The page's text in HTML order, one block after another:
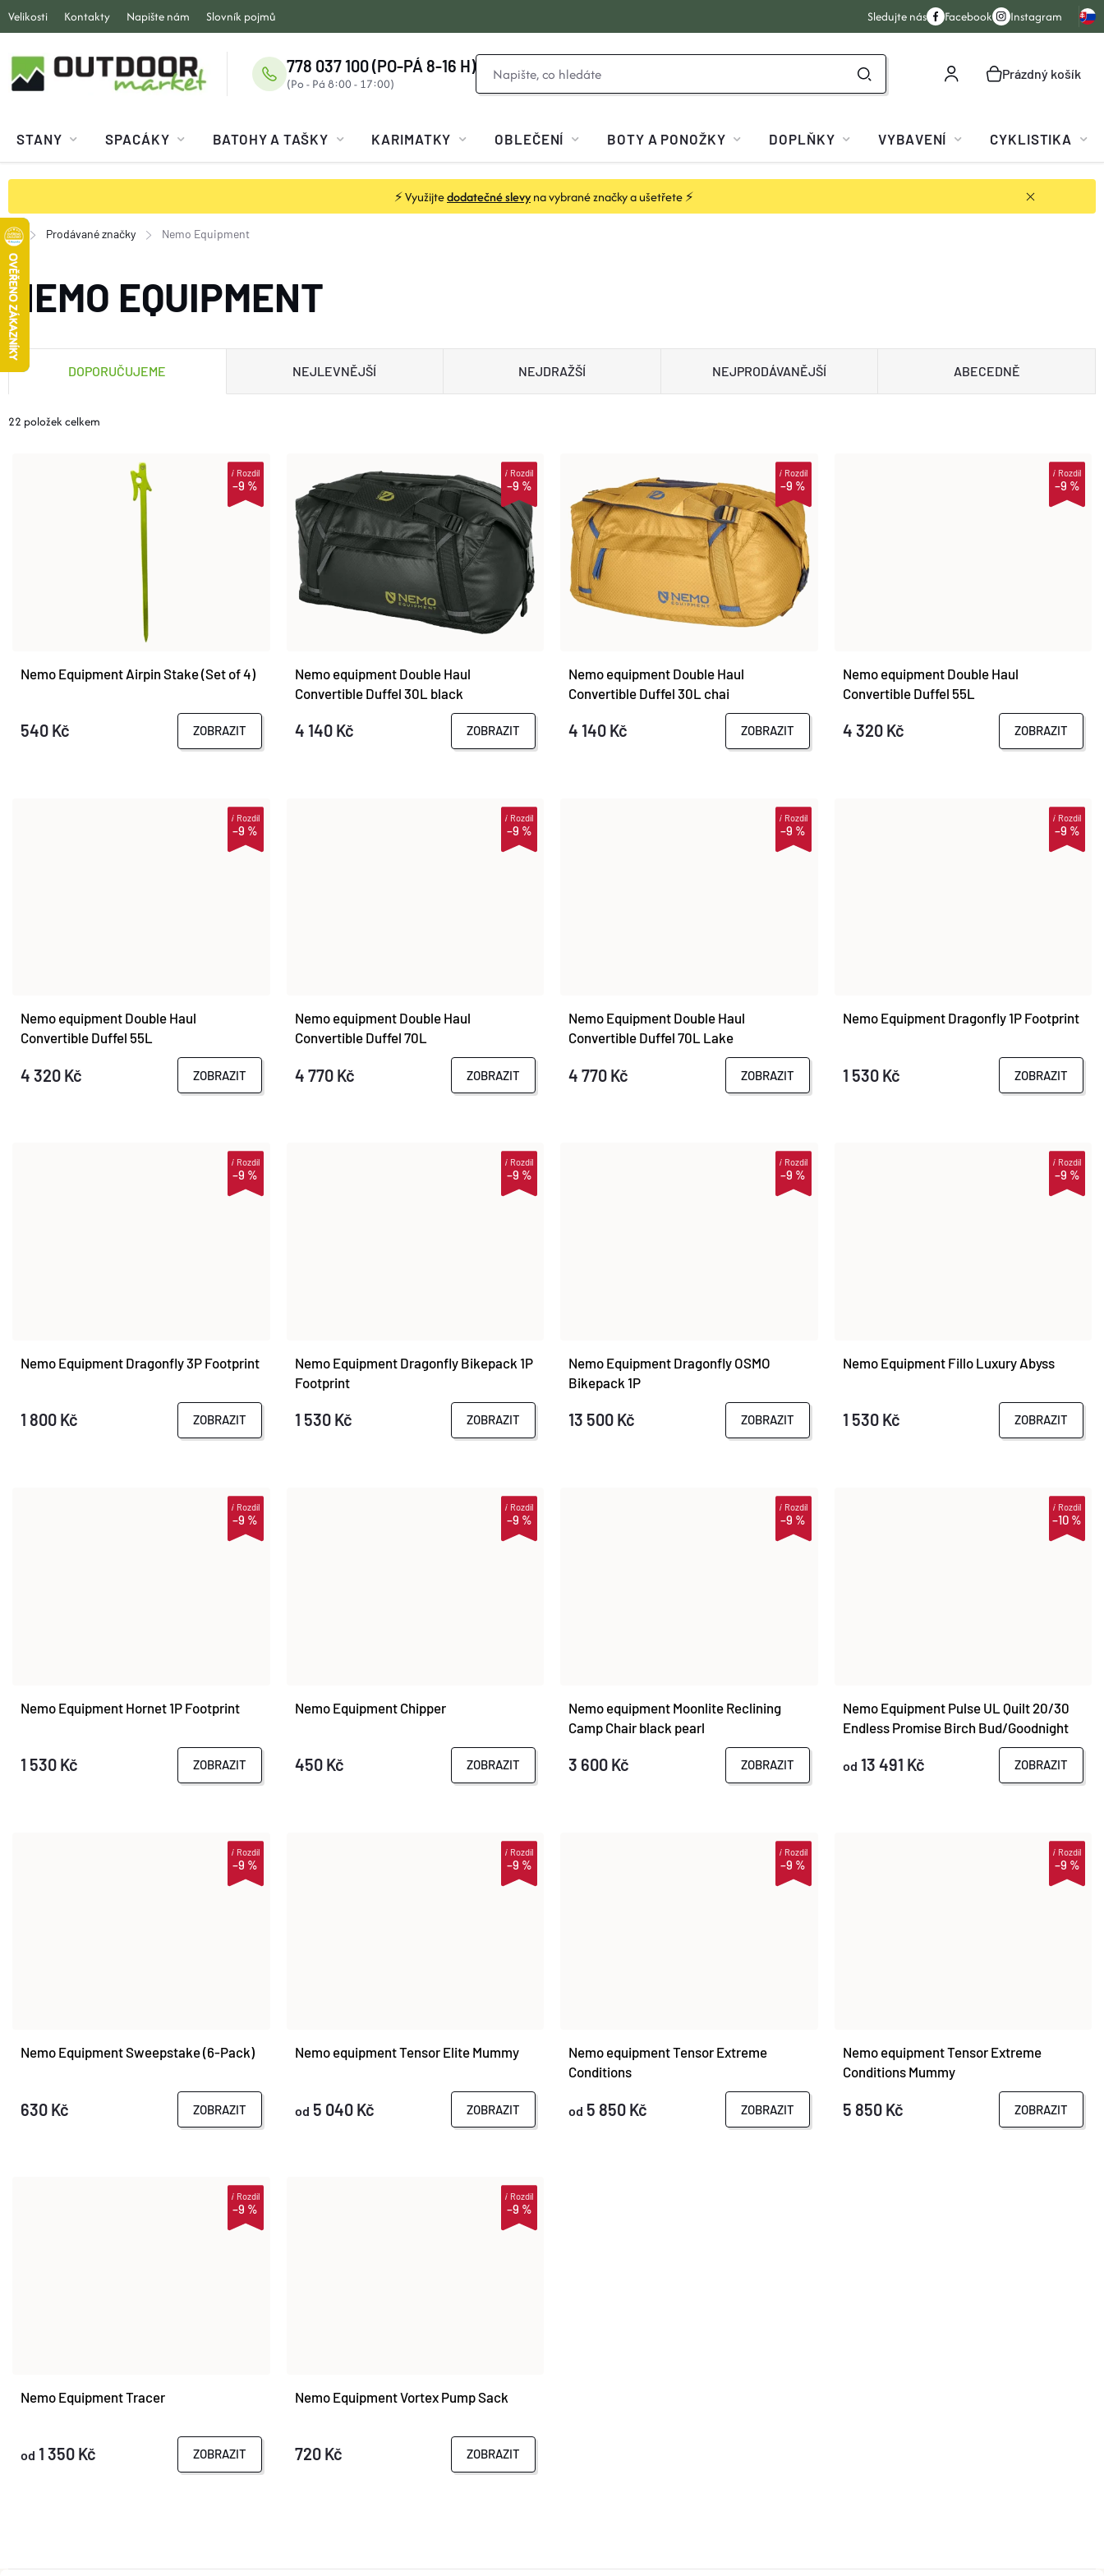
Přejít
na
obsah
⚡ Využijtedodatečné slevyna vybrané značky a ušetřete ⚡
Velikosti Kontakty Napište nám Slovník pojmů Sledujte nás Facebook Instagram
NÁKUPNÍ
Prázdný košík
778 037 100 (PO-PÁ 8-16 H)
STANY SPACÁKY BATOHY A TAŠKY KARIMATKY OBLEČENÍ BOTY A PONOŽKY DOPLŇKY VYBAVENÍ CYKLISTIKA
Domů
Prodávané značky Nemo Equipment
NEMO EQUIPMENT
Ř
A
D
DOPORUČUJEME NEJLEVNĚJŠÍ NEJDRAŽŠÍ NEJPRODÁVANĚJŠÍ ABECEDNĚ
22 položek celkem
P
R
–9 %
iRozdíl
Nemo Equipment Airpin Stake (Set of 4)
540 Kč ZOBRAZIT
–9 %
iRozdíl
Nemo equipment Double Haul
Convertible Duffel 30L black
4 140 Kč ZOBRAZIT
–9 %
iRozdíl
Nemo equipment Double Haul
Convertible Duffel 30L chai
4 140 Kč ZOBRAZIT
–9 %
iRozdíl
Nemo equipment Double Haul
Convertible Duffel 55L
4 320 Kč ZOBRAZIT
–9 %
iRozdíl
Nemo equipment Double Haul
Convertible Duffel 55L
4 320 Kč ZOBRAZIT
–9 %
iRozdíl
Nemo equipment Double Haul
Convertible Duffel 70L
4 770 Kč ZOBRAZIT
–9 %
iRozdíl
Nemo Equipment Double Haul
Convertible Duffel 70L Lake
4 770 Kč ZOBRAZIT
–9 %
iRozdíl
Nemo Equipment Dragonfly 1P Footprint
1 530 Kč ZOBRAZIT
–9 %
iRozdíl
Nemo Equipment Dragonfly 3P Footprint
1 800 Kč ZOBRAZIT
–9 %
iRozdíl
Nemo Equipment Dragonfly Bikepack 1P
Footprint
1 530 Kč ZOBRAZIT
–9 %
iRozdíl
Nemo Equipment Dragonfly OSMO
Bikepack 1P
13 500 Kč ZOBRAZIT
–9 %
iRozdíl
Nemo Equipment Fillo Luxury Abyss
1 530 Kč ZOBRAZIT
–9 %
iRozdíl
Nemo Equipment Hornet 1P Footprint
1 530 Kč ZOBRAZIT
–9 %
iRozdíl
Nemo Equipment Chipper
450 Kč ZOBRAZIT
–9 %
iRozdíl
Nemo equipment Moonlite Reclining
Camp Chair black pearl
3 600 Kč ZOBRAZIT
–10 %
iRozdíl
Nemo Equipment Pulse UL Quilt 20/30
Endless Promise Birch Bud/Goodnight
od 13 491 Kč ZOBRAZIT
–9 %
iRozdíl
Nemo Equipment Sweepstake (6-Pack)
630 Kč ZOBRAZIT
–9 %
iRozdíl
Nemo equipment Tensor Elite Mummy
od 5 040 Kč ZOBRAZIT
–9 %
iRozdíl
Nemo equipment Tensor Extreme
Conditions
od 5 850 Kč ZOBRAZIT
–9 %
iRozdíl
Nemo equipment Tensor Extreme
Conditions Mummy
5 850 Kč ZOBRAZIT
–9 %
iRozdíl
Nemo Equipment Tracer
od 1 350 Kč ZOBRAZIT
–9 %
iRozdíl
Nemo Equipment Vortex Pump Sack
720 Kč ZOBRAZIT